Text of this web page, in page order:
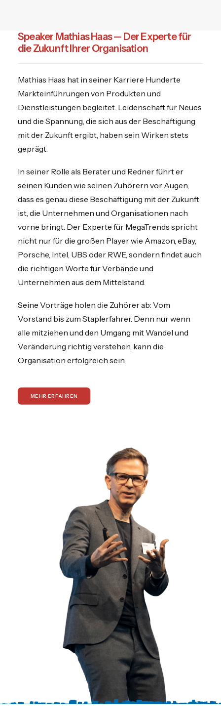
Speaker Mathias Haas — Der Experte für
die Zukunft Ihrer Organisation
Mathias Haas hat in seiner Karriere Hunderte
Markteinführungen von Produkten und
Dienstleistungen begleitet. Leidenschaft für Neues
und die Spannung, die sich aus der Beschäftigung
mit der Zukunft ergibt, haben sein Wirken stets
geprägt.
In seiner Rolle als Berater und Redner führt er
seinen Kunden wie seinen Zuhörern vor Augen,
dass es genau diese Beschäftigung mit der Zukunft
ist, die Unternehmen und Organisationen nach
vorne bringt. Der Experte für MegaTrends spricht
nicht nur für die großen Player wie Amazon, eBay,
Porsche, Intel, UBS oder RWE, sondern findet auch
die richtigen Worte für Verbände und
Unternehmen aus dem Mittelstand.
Seine Vorträge holen die Zuhörer ab: Vom
Vorstand bis zum Staplerfahrer. Denn nur wenn
alle mitziehen und den Umgang mit Wandel und
Veränderung richtig verstehen, kann die
Organisation erfolgreich sein.
MEHR ERFAHREN